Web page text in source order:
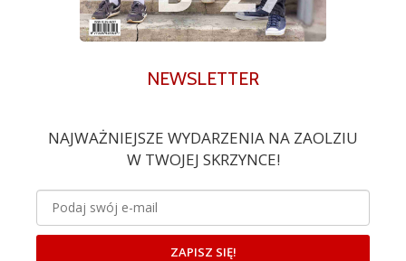
NEWSLETTER
NAJWAŻNIEJSZE WYDARZENIA NA ZAOLZIU
W TWOJEJ SKRZYNCE!
ZAPISZ SIĘ!